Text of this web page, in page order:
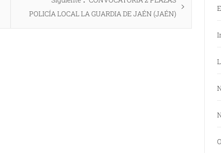
siguiente:
POLICÍA LOCAL LA GUARDIA DE JAÉN (JAÉN)